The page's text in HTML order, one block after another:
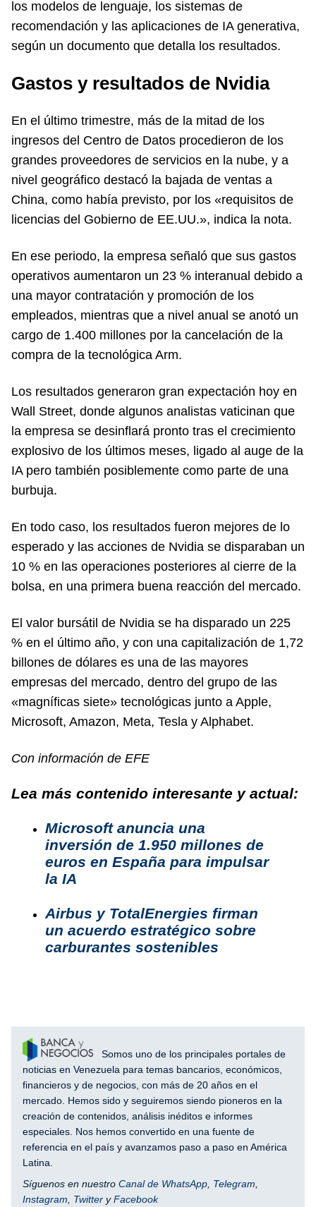
los modelos de lenguaje, los sistemas de
recomendación y las aplicaciones de IA generativa,
según un documento que detalla los resultados.
Gastos y resultados de Nvidia
En el último trimestre, más de la mitad de los
ingresos del Centro de Datos procedieron de los
grandes proveedores de servicios en la nube, y a
nivel geográfico destacó la bajada de ventas a
China, como había previsto, por los «requisitos de
licencias del Gobierno de EE.UU.», indica la nota.
En ese periodo, la empresa señaló que sus gastos
operativos aumentaron un 23 % interanual debido a
una mayor contratación y promoción de los
empleados, mientras que a nivel anual se anotó un
cargo de 1.400 millones por la cancelación de la
compra de la tecnológica Arm.
Los resultados generaron gran expectación hoy en
Wall Street, donde algunos analistas vaticinan que
la empresa se desinflará pronto tras el crecimiento
explosivo de los últimos meses, ligado al auge de la
IA pero también posiblemente como parte de una
burbuja.
En todo caso, los resultados fueron mejores de lo
esperado y las acciones de Nvidia se disparaban un
10 % en las operaciones posteriores al cierre de la
bolsa, en una primera buena reacción del mercado.
El valor bursátil de Nvidia se ha disparado un 225
% en el último año, y con una capitalización de 1,72
billones de dólares es una de las mayores
empresas del mercado, dentro del grupo de las
«magníficas siete» tecnológicas junto a Apple,
Microsoft, Amazon, Meta, Tesla y Alphabet.
Con información de EFE
Lea más contenido interesante y actual:
Microsoft anuncia una
inversión de 1.950 millones de
euros en España para impulsar
la IA
Airbus y TotalEnergies firman
un acuerdo estratégico sobre
carburantes sostenibles
Somos uno de los principales portales de
noticias en Venezuela para temas bancarios, económicos,
financieros y de negocios, con más de 20 años en el
mercado. Hemos sido y seguiremos siendo pioneros en la
creación de contenidos, análisis inéditos e informes
especiales. Nos hemos convertido en una fuente de
referencia en el país y avanzamos paso a paso en América
Latina.
Síguenos en nuestro Canal de WhatsApp Telegram
Instagram
Twitter yFacebook